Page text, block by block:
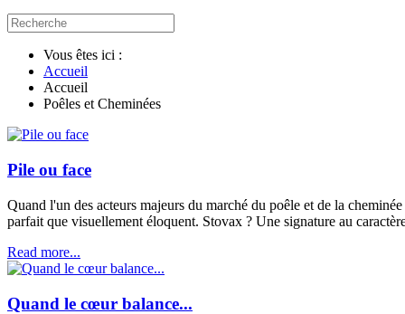
Vous êtes ici :
Accueil
Accueil
Poêles et Cheminées
Pile ou face
Quand l'un des acteurs majeurs du marché du poêle et de la
parfait que visuellement éloquent. Stovax ? Une signature au
Read more...
Quand le cœur balance...